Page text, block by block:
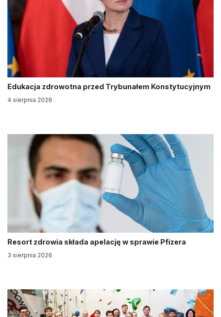
Edukacja zdrowotna przed Trybunałem Konstytucyjnym
4 sierpnia 2026
Resort zdrowia składa apelację w sprawie Pfizera
3 sierpnia 2026